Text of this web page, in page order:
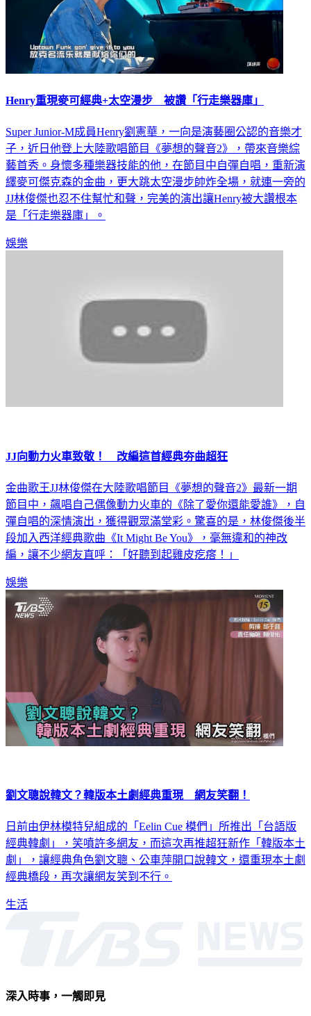
Henry重現麥可經典+太空漫步 被讚「行走樂器庫」
Super Junior-M成員Henry劉憲華，一向是演藝圈公認的音樂才
子，近日他登上大陸歌唱節目《夢想的聲音2》，帶來音樂綜
藝首秀。身懷多種樂器技能的他，在節目中自彈自唱，重新演
繹麥可傑克森的金曲，更大跳太空漫步帥炸全場，就連一旁的
JJ林俊傑也忍不住幫忙和聲，完美的演出讓Henry被大讚根本
是「行走樂器庫」。
娛樂
JJ向動力火車致敬！ 改編這首經典夯曲超狂
金曲歌王JJ林俊傑在大陸歌唱節目《夢想的聲音2》最新一期
節目中，飆唱自己偶像動力火車的《除了愛你還能愛誰》，自
彈自唱的深情演出，獲得觀眾滿堂彩。驚喜的是，林俊傑後半
段加入西洋經典歌曲《It Might Be You》，毫無違和的神改
編，讓不少網友直呼：「好聽到起雞皮疙瘩！」
娛樂
劉文聰說韓文？韓版本土劇經典重現 網友笑翻！
日前由伊林模特兒組成的「Eelin Cue 模們」所推出「台語版
經典韓劇」，笑噴許多網友，而這次再推超狂新作「韓版本土
劇」，讓經典角色劉文聰、公車萍開口說韓文，還重現本土劇
經典橋段，再次讓網友笑到不行。
生活
深入時事，一觸即見